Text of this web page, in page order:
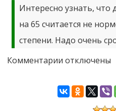
Интересно узнать, что
на 65 считается не
степени. Надо очень
Комментарии к
Елена
Викторовна
отключены